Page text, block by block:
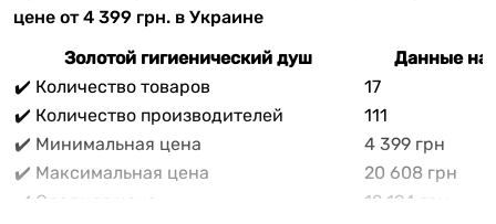
цене от 4 399 грн. в Украине
Золотой гигиенический душ
Данные на
✔️ Количество товаров
17
✔️ Количество производителей
111
✔️ Минимальная цена
4 399 грн
✔️ Максимальная цена
20 608 грн
✔️ Средняя цена
12 194 грн